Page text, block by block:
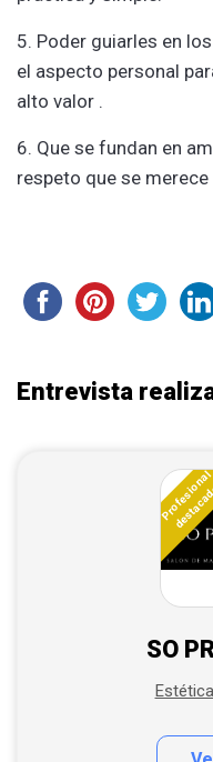
5. Poder guiarles en
el aspecto personal
alto valor .
6. Que se fundan en
respeto que se merece
Entrevista
Profesional
SO
Estética